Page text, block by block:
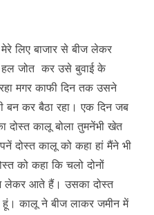
लिए बाजार से बीज लेकर
जोत कर उसे बुवाई के
मगर काफी दिन तक उसने
कर बैठा रहा। एक दिन जब
दोस्त कालू बोला तुमनेंभी खेत
दोस्त कालू को कहा हां मैंने भी
को कहा कि चलो दोनों
लेकर आते हैं। उसका दोस्त
कालू ने बीज लाकर जमीन में